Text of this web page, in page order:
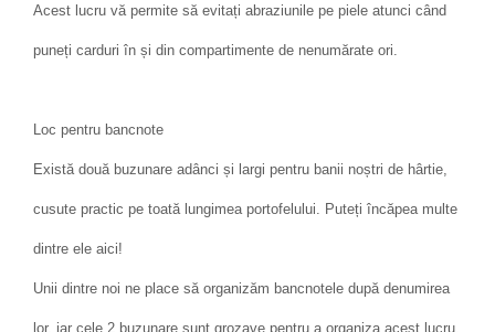
Acest lucru vă permite să evitați abraziunile pe piele atunci când
puneți carduri în și din compartimente de nenumărate ori.
Loc pentru bancnote
Există două buzunare adânci și largi pentru banii noștri de hârtie,
cusute practic pe toată lungimea portofelului. Puteți încăpea multe
dintre ele aici!
Unii dintre noi ne place să organizăm bancnotele după denumirea
lor, iar cele 2 buzunare sunt grozave pentru a organiza acest lucru.